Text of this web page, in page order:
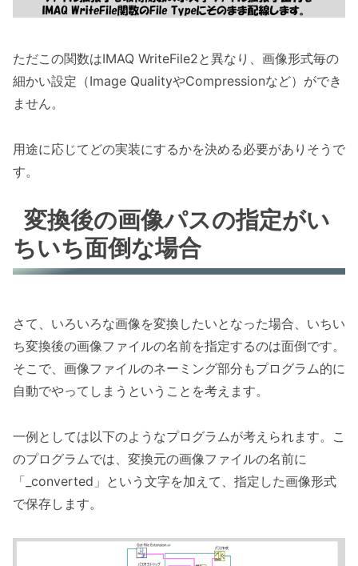
ただこの関数はIMAQ WriteFile2と異なり、画像形式毎の
細かい設定（Image QualityやCompressionなど）ができ
ません。
用途に応じてどの実装にするかを決める必要がありそうで
す。
変換後の画像パスの指定がい
ちいち面倒な場合
さて、いろいろな画像を変換したいとなった場合、いちい
ち変換後の画像ファイルの名前を指定するのは面倒です。
そこで、画像ファイルのネーミング部分もプログラム的に
自動でやってしまうということを考えます。
一例としては以下のようなプログラムが考えられます。こ
のプログラムでは、変換元の画像ファイルの名前に
「_converted」という文字を加えて、指定した画像形式
で保存します。